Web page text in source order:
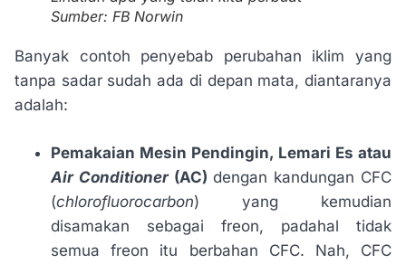
Sumber: FB Norwin
Banyak contoh penyebab perubahan iklim yang
tanpa sadar sudah ada di depan mata, diantaranya
adalah:
Pemakaian Mesin Pendingin, Lemari Es atau
Air Conditioner (AC) dengan kandungan CFC
(chlorofluorocarbon) yang kemudian
disamakan sebagai freon, padahal tidak
semua freon itu berbahan CFC. Nah, CFC